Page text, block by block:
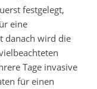
festgelegt,
eine
danach wird die
Tage invasive
für einen